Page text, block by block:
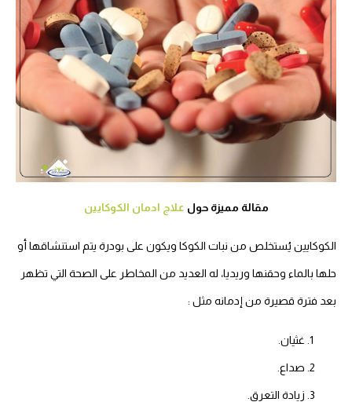
مقالة مميزة حول علاج ادمان الكوكايين
الكوكايين يُستخلص من نبات الكوكا ويكون على بودرة يتم استنشاقها أو
حلها بالماء وحقنها وريديا، له العديد من المخاطر على الصحة التي تظهر
بعد فترة قصيرة من إدمانه مثل :
غثيان.
صداع.
زيادة التعرق.